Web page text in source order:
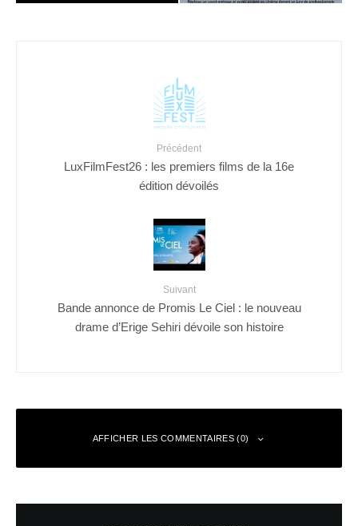
Précédent
LuxFilmFest26 : les premiers films de la 16e
édition dévoilés
Suivant
Bande annonce de Promis Le Ciel : le nouveau
drame d’Erige Sehiri dévoile son histoire
AFFICHER LES COMMENTAIRES (0)